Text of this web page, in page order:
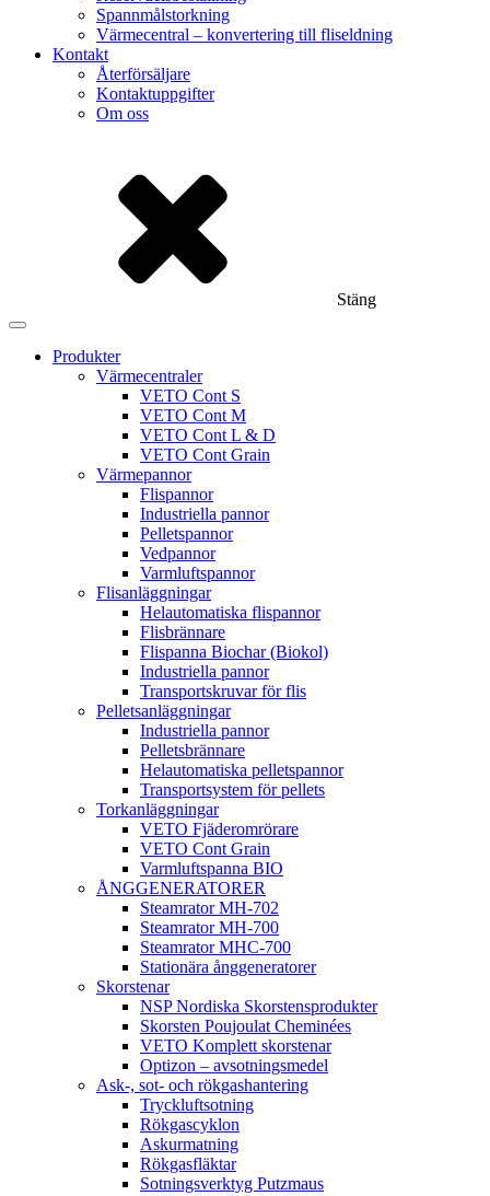
Spannmålstorkning
Värmecentral – konvertering till fliseldning
Kontakt
Återförsäljare
Kontaktuppgifter
Om oss
Stäng
Produkter
Värmecentraler
VETO Cont S
VETO Cont M
VETO Cont L & D
VETO Cont Grain
Värmepannor
Flispannor
Industriella pannor
Pelletspannor
Vedpannor
Varmluftspannor
Flisanläggningar
Helautomatiska flispannor
Flisbrännare
Flispanna Biochar (Biokol)
Industriella pannor
Transportskruvar för flis
Pelletsanläggningar
Industriella pannor
Pelletsbrännare
Helautomatiska pelletspannor
Transportsystem för pellets
Torkanläggningar
VETO Fjäderomrörare
VETO Cont Grain
Varmluftspanna BIO
ÅNGGENERATORER
Steamrator MH-702
Steamrator MH-700
Steamrator MHC-700
Stationära ånggeneratorer
Skorstenar
NSP Nordiska Skorstensprodukter
Skorsten Poujoulat Cheminées
VETO Komplett skorstenar
Optizon – avsotningsmedel
Ask-, sot- och rökgashantering
Tryckluftsotning
Rökgascyklon
Askurmatning
Rökgasfläktar
Sotningsverktyg Putzmaus